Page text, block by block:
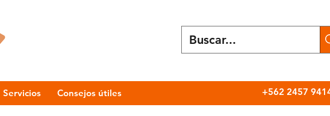
Servicios Consejos útiles +562 2457